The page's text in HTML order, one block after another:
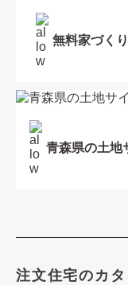
無料家づく
青森県の土地
注文住宅のカ